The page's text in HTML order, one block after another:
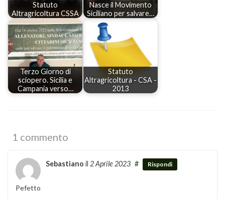
Statuto
Altragricoltura CSSA
Nasce il Movimento
Siciliano per salvare…
Terzo Giorno di
sciopero. Sicilia e
Campania verso…
Statuto
Altragricoltura - CSA -
2013
1 commento
Sebastiano il 2 Aprile 2023 # Rispondi
Pefetto